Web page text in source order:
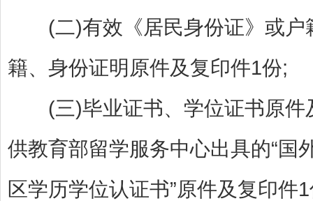
(二)有效《居民身份证》或户
籍、身份证明原件及复印件1份;
(三)毕业证书、学位证书原件
供教育部留学服务中心出具的“国
区学历学位认证书”原件及复印件